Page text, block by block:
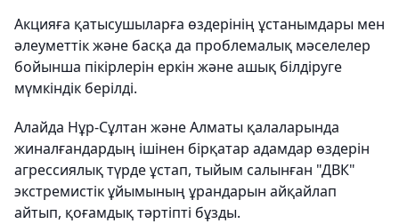
Акцияға қатысушыларға өздерінің ұстанымдары мен
әлеуметтік және басқа да проблемалық мәселелер
бойынша пікірлерін еркін және ашық білдіруге
мүмкіндік берілді.
Алайда Нұр-Сұлтан және Алматы қалаларында
жиналғандардың ішінен бірқатар адамдар өздерін
агрессиялық түрде ұстап, тыйым салынған "ДВК"
экстремистік ұйымының ұрандарын айқайлап
айтып, қоғамдық тәртіпті бұзды.